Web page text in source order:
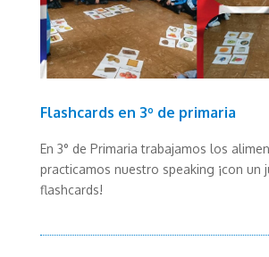
Flashcards en 3º de primaria
En 3° de Primaria trabajamos los
practicamos nuestro speaking ¡con un
flashcards!